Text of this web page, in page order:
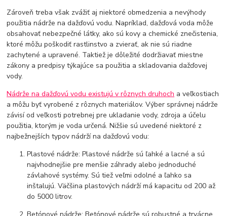
Zároveň treba však zvážiť aj niektoré obmedzenia a nevýhody
použitia nádrže na dažďovú vodu. Napríklad, dažďová voda môže
obsahovať nebezpečné látky, ako sú kovy a chemické znečistenia,
ktoré môžu poškodiť rastlinstvo a zvierať, ak nie sú riadne
zachytené a upravené. Taktiež je dôležité dodržiavať miestne
zákony a predpisy týkajúce sa použitia a skladovania dažďovej
vody.
Nádrže na dažďovú vodu existujú v rôznych druhoch a veľkostiach
a môžu byť vyrobené z rôznych materiálov. Výber správnej nádrže
závisí od veľkosti potrebnej pre ukladanie vody, zdroja a účelu
použitia, ktorým je voda určená. Nižšie sú uvedené niektoré z
najbežnejších typov nádrží na dažďovú vodu:
Plastové nádrže: Plastové nádrže sú ľahké a lacné a sú
najvhodnejšie pre menšie záhrady alebo jednoduché
závlahové systémy. Sú tiež veľmi odolné a ľahko sa
inštalujú. Väčšina plastových nádrží má kapacitu od 200 až
do 5000 litrov.